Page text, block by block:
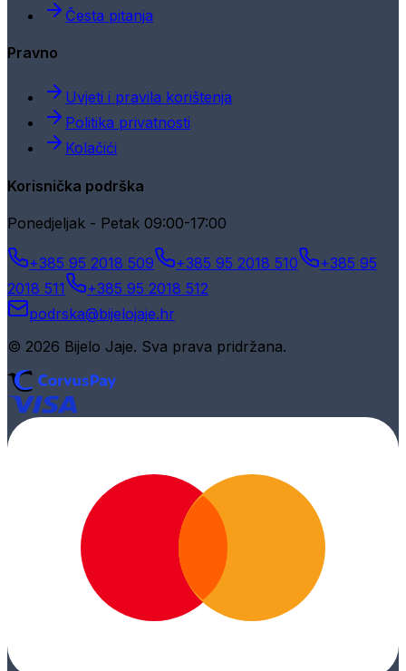
Česta pitanja
Pravno
Uvjeti i pravila korištenja
Politika privatnosti
Kolačići
Korisnička podrška
Ponedjeljak - Petak 09:00-17:00
+385 95 2018 509 +385 95 2018 510
+385 95
2018 511
+385 95 2018 512
podrska@bijelojaje.hr
© 2026 Bijelo Jaje. Sva prava pridržana.